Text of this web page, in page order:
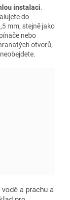
instalaci.
do
mm, stejně jako
nebo
otvorů,
a prachu a